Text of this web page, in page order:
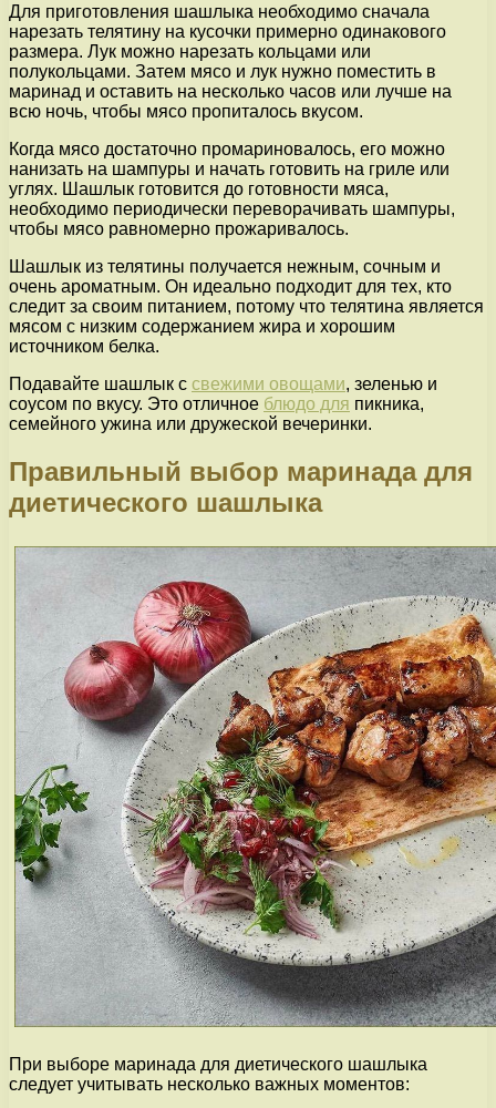
Для приготовления шашлыка необходимо сначала
нарезать телятину на кусочки примерно одинакового
размера. Лук можно нарезать кольцами или
полукольцами. Затем мясо и лук нужно поместить в
маринад и оставить на несколько часов или лучше на
всю ночь, чтобы мясо пропиталось вкусом.
Когда мясо достаточно промариновалось, его можно
нанизать на шампуры и начать готовить на гриле или
углях. Шашлык готовится до готовности мяса,
необходимо периодически переворачивать шампуры,
чтобы мясо равномерно прожаривалось.
Шашлык из телятины получается нежным, сочным и
очень ароматным. Он идеально подходит для тех, кто
следит за своим питанием, потому что телятина является
мясом с низким содержанием жира и хорошим
источником белка.
Подавайте шашлык с свежими овощами, зеленью и
соусом по вкусу. Это отличное блюдо для пикника,
семейного ужина или дружеской вечеринки.
Правильный выбор маринада для
диетического шашлыка
При выборе маринада для диетического шашлыка
следует учитывать несколько важных моментов: